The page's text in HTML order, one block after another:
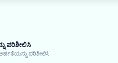
ಪರಿಶೀಲಿಸಿ
ಪರಿಶೀಲಿಸಿ